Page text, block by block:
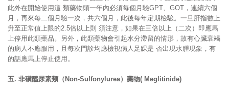
此外在開始使用這 類藥物頭一年內必須每個月驗GPT、GOT，連續六個
月，再來每二個月驗一次，共六個月，此後每年定期檢驗。一旦肝指數上
升至正常值上限的2.5倍以上則 須注意，如果在三倍以上（二次）即應馬
上停用此類藥品。另外，此類藥物會引起水分滯留的情形，故有心臟衰竭
的病人不應服用，且每次門診均應檢視病人足踝是 否出現水腫現象，有
的話應馬上停止使用。
五. 非磺醯尿素類（ Non-Sulfonylurea）藥物( Meglitinide)